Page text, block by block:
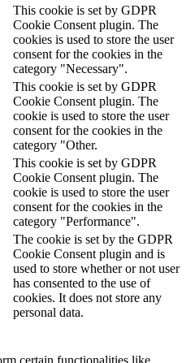
This cookie is set by GDPR
Cookie Consent plugin. The
cookies is used to store the user
consent for the cookies in the
category "Necessary".
This cookie is set by GDPR
Cookie Consent plugin. The
cookie is used to store the user
consent for the cookies in the
category "Other.
This cookie is set by GDPR
Cookie Consent plugin. The
cookie is used to store the user
consent for the cookies in the
category "Performance".
The cookie is set by the GDPR
Cookie Consent plugin and is
used to store whether or not user
has consented to the use of
cookies. It does not store any
personal data.
certain functionalities like